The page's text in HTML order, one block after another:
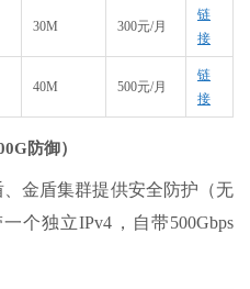
30M 300元/月
链
接
40M 500元/月
链
接
防御）
金盾集群提供安全防护（无
个独立IPv4，自带500Gbps